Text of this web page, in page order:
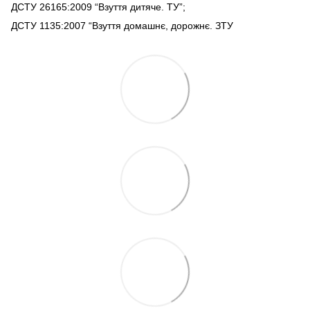
ДСТУ 26165:2009 “Взуття дитяче. ТУ”;
ДСТУ 1135:2007 “Взуття домашнє, дорожнє. ЗТУ